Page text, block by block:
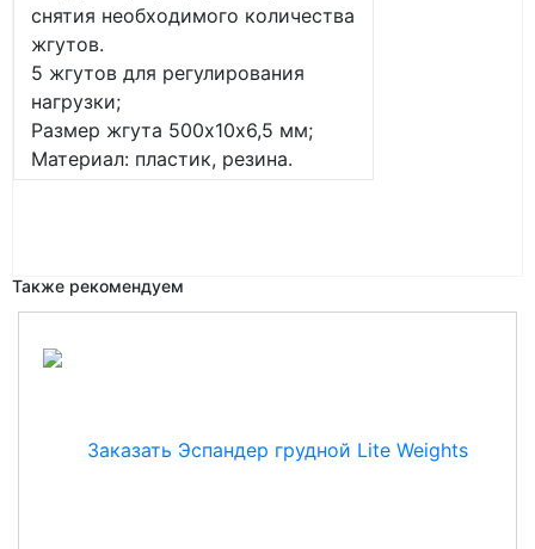
снятия необходимого количества
жгутов.
5 жгутов для регулирования
нагрузки;
Размер жгута 500х10х6,5 мм;
Материал: пластик, резина.
Также рекомендуем